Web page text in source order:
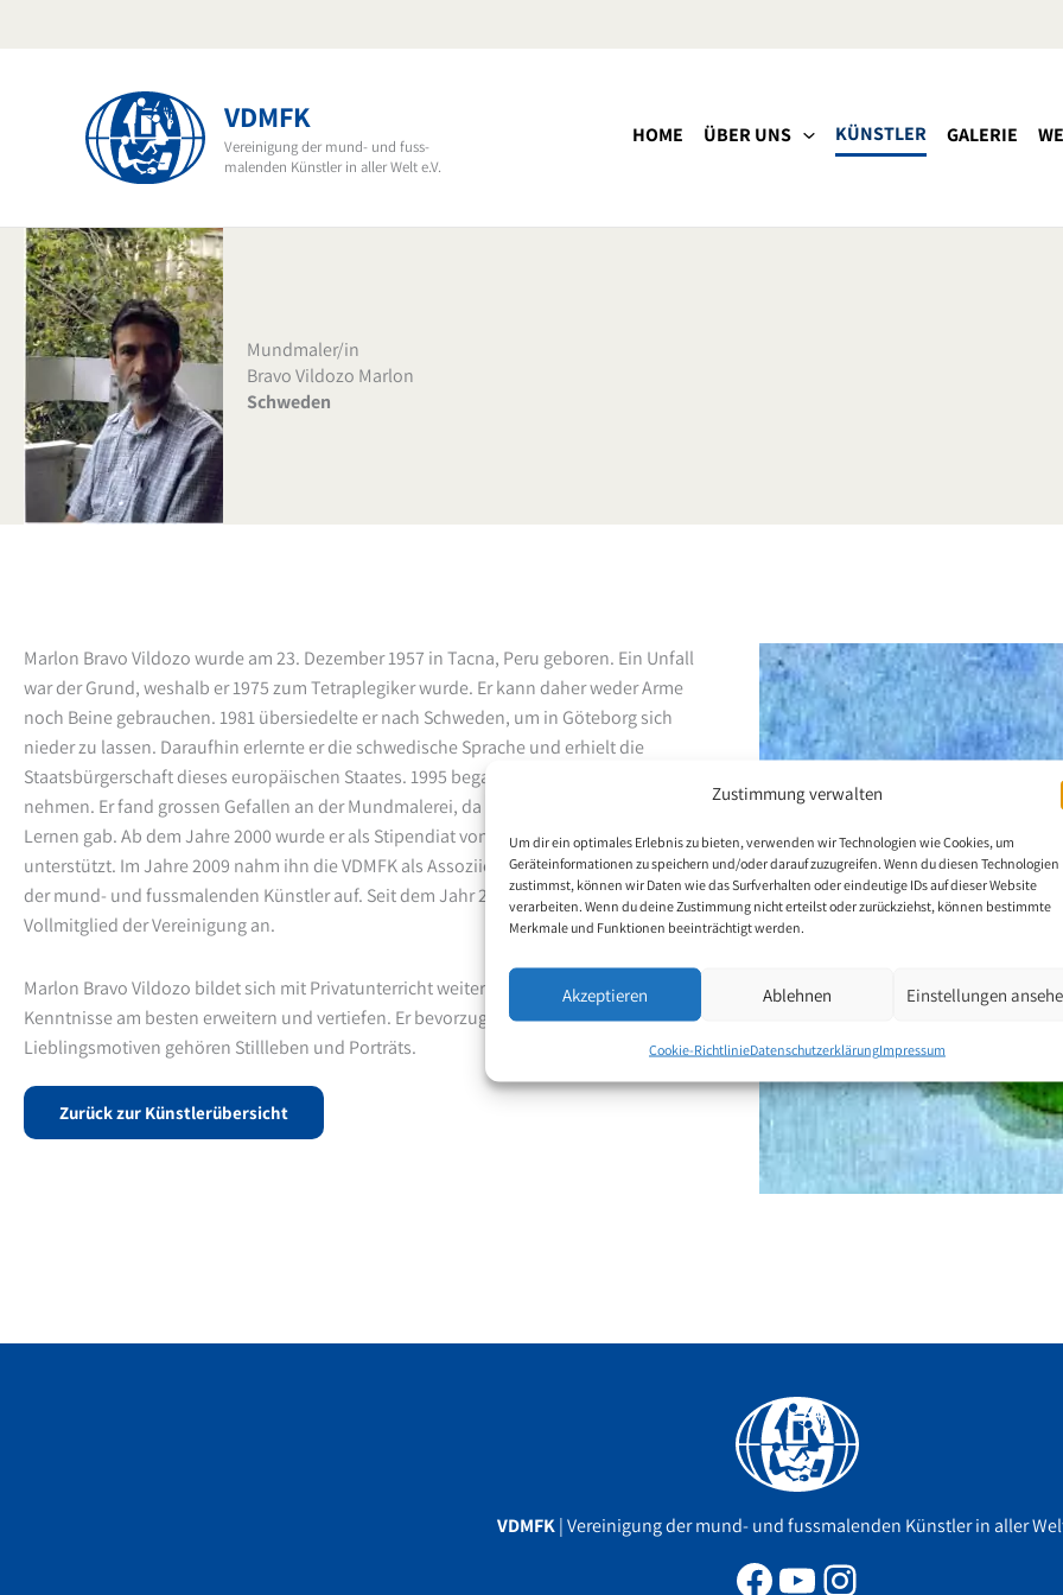
Zustimmung verwalten
Um dir ein optimales Erlebnis zu bieten, verwenden wir Technologien wie Cookies, um
Geräteinformationen zu speichern und/oder darauf zuzugreifen. Wenn du diesen Technologien
zustimmst, können wir Daten wie das Surfverhalten oder eindeutige IDs auf dieser Website
verarbeiten. Wenn du deine Zustimmung nicht erteilst oder zurückziehst, können bestimmte
Merkmale und Funktionen beeinträchtigt werden.
Akzeptieren Ablehnen Einstellungen
Cookie-RichtlinieDatenschutzerklärungImpressum
VDMFK
Vereinigung der mund- und fuss-
malenden Künstler in aller Welt e.V.
HOME ÜBER UNS KÜNSTLER GALERIE
Mundmaler/in
Bravo Vildozo Marlon
Schweden
Marlon Bravo Vildozo wurde am 23. Dezember 1957 in Tacna, Peru geboren. Ein Unfall
war der Grund, weshalb er 1975 zum Tetraplegiker wurde. Er kann daher weder Arme
noch Beine gebrauchen. 1981 übersiedelte er nach Schweden, um in Göteborg sich
nieder zu lassen. Daraufhin erlernte er die schwedische Sprache und erhielt die
Staatsbürgerschaft dieses europäischen Staates. 1995 begann er Malunterricht zu
nehmen. Er fand grossen Gefallen an der Mundmalerei, da es für ihn sehr viel zum
Lernen gab. Ab dem Jahre 2000 wurde er als Stipendiat von der Vereinigung
unterstützt. Im Jahre 2009 nahm ihn die VDMFK als Assoziiertes Mitglied in die Familie
der mund- und fussmalenden Künstler auf. Seit dem Jahr 2011 gehört er als
Vollmitglied der Vereinigung an.
Marlon Bravo Vildozo bildet sich mit Privatunterricht weiter. Hiermit kann er seine
Kenntnisse am besten erweitern und vertiefen. Er bevorzugt die Ölmalerei. Zu seinen
Lieblingsmotiven gehören Stillleben und Porträts.
Zurück zur Künstlerübersicht
VDMFK| Vereinigung der mund- und fussmalenden Künstler in aller
Facebook
YouTube
Instagram